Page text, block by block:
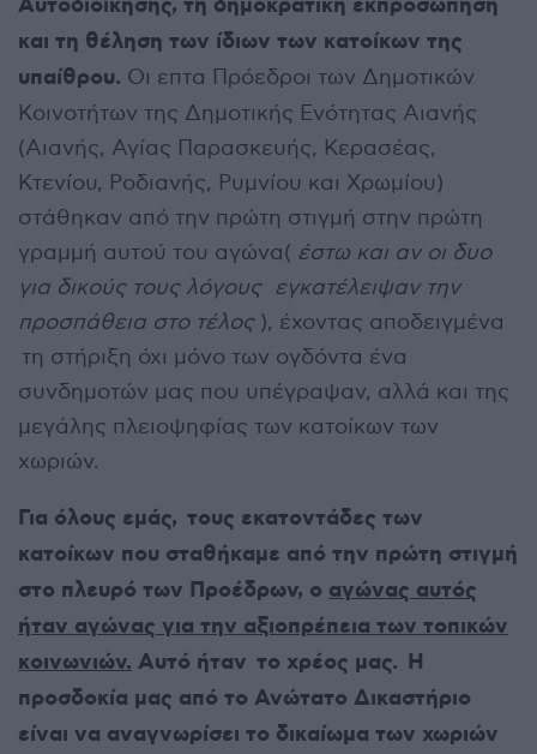
και τη θέληση των ίδιων των κατοίκων της
υπαίθρου. Οι επτα Πρόεδροι των Δημοτικών
Κοινοτήτων της Δημοτικής Ενότητας Αιανής
(Αιανής, Αγίας Παρασκευής, Κερασέας,
Κτενίου, Ροδιανής, Ρυμνίου και Χρωμίου)
στάθηκαν από την πρώτη στιγμή στην πρώτη
γραμμή αυτού του αγώνα( έστω και αν οι δυο
για δικούς τους λόγους εγκατέλειψαν την
προσπάθεια στο τέλος), έχοντας αποδειγμένα
τη στήριξη όχι μόνο των ογδόντα ένα
συνδημοτών μας που υπέγραψαν, αλλά και της
μεγάλης πλειοψηφίας των κατοίκων των
χωριών.
Για όλους εμάς, τους εκατοντάδες των
κατοίκων που σταθήκαμε από την πρώτη στιγμή
στο πλευρό των Προέδρων, ο αγώνας αυτός
ήταν αγώνας για την αξιοπρέπεια των τοπικών
κοινωνιών. Αυτό ήταν το χρέος μας. Η
προσδοκία μας από το Ανώτατο Δικαστήριο
είναι να αναγνωρίσει το δικαίωμα των χωριών